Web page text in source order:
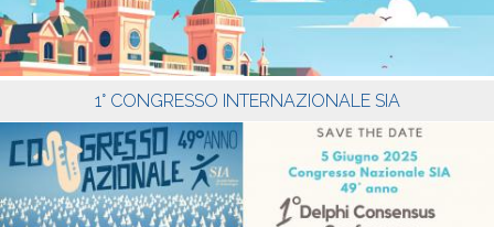
1° CONGRESSO INTERNAZIONALE SIA